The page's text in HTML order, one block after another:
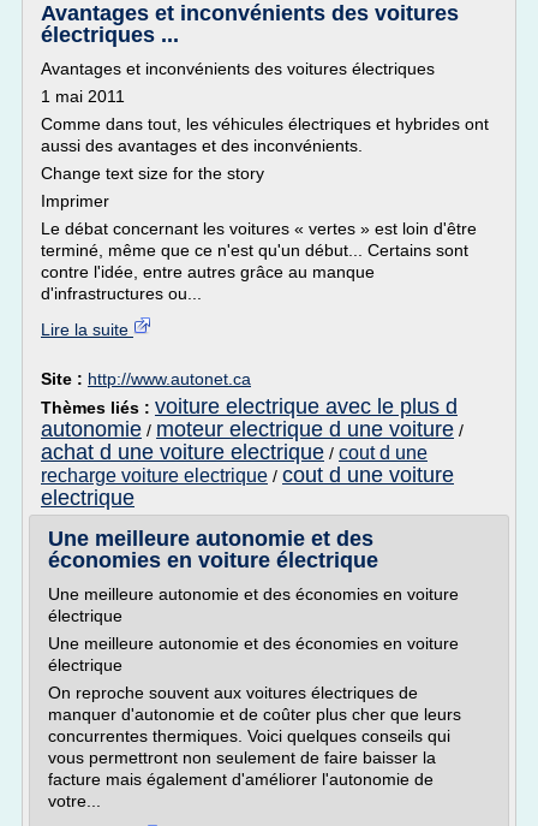
Avantages et inconvénients des voitures
électriques ...
Avantages et inconvénients des voitures électriques
1 mai 2011
Comme dans tout, les véhicules électriques et hybrides ont
aussi des avantages et des inconvénients.
Change text size for the story
Imprimer
Le débat concernant les voitures « vertes » est loin d'être
terminé, même que ce n'est qu'un début... Certains sont
contre l'idée, entre autres grâce au manque
d'infrastructures ou...
Lire la suite
Site : http://www.autonet.ca
Thèmes liés : voiture electrique avec le plus d
autonomie / moteur electrique d une voiture /
achat d une voiture electrique / cout d une
recharge voiture electrique / cout d une voiture
electrique
Une meilleure autonomie et des
économies en voiture électrique
Une meilleure autonomie et des économies en voiture
électrique
Une meilleure autonomie et des économies en voiture
électrique
On reproche souvent aux voitures électriques de
manquer d'autonomie et de coûter plus cher que leurs
concurrentes thermiques. Voici quelques conseils qui
vous permettront non seulement de faire baisser la
facture mais également d'améliorer l'autonomie de
votre...